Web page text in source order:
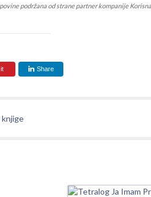
podržana od strane partner kompanije
Share